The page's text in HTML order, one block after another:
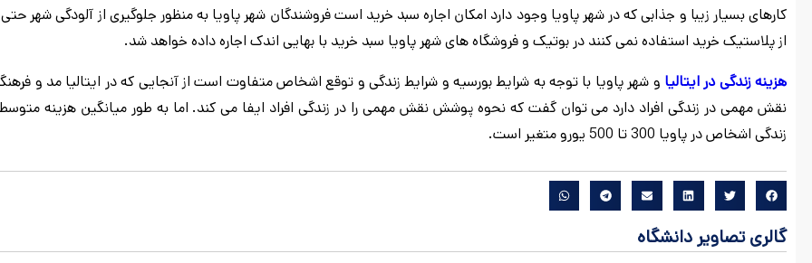
کارهای بسیار زیبا و جذابی که در شهر پاویا وجود دارد امکان اجاره سبد خرید است فروشندگان شهر پاویا به منظور جلوگیری از آلودگی شهر حتی
از پلاستیک خرید استفاده نمی کنند در بوتیک و فروشگاه های شهر پاویا سبد خرید با بهایی اندک اجاره داده خواهد شد.
هزینه زندگی در ایتالیا و شهر پاویا با توجه به شرایط بورسیه و شرایط زندگی و توقع اشخاص متفاوت است از آنجایی که در ایتالیا مد و
نقش مهمی در زندگی افراد دارد می توان گفت که نحوه پوشش نقش مهمی را در زندگی افراد ایفا می کند. اما به طور میانگین هزینه
زندگی اشخاص در پاویا 300 تا 500 یورو متغیر است.
گالری تصاویر دانشگاه